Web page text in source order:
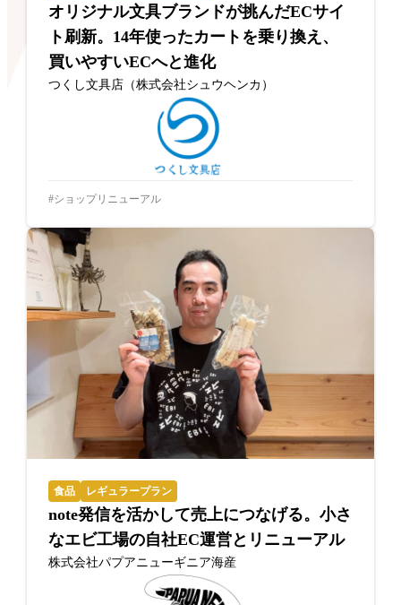
オリジナル文具ブランドが挑んだECサイ
ト刷新。14年使ったカートを乗り換え、
買いやすいECへと進化
つくし文具店（株式会社シュウヘンカ）
ショップリニューアル
食品 レギュラープラン
note発信を活かして売上につなげる。小さ
なエビ工場の自社EC運営とリニューアル
株式会社パプアニューギニア海産